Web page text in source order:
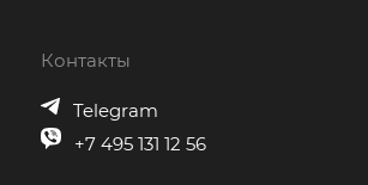
Контакты
Telegram
+7 495 131 12 56